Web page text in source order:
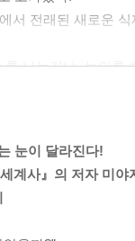
서 전래된 새로운
나누거나, 논의를
령에 국민들이 강
사람이 ‘레스토랑’
로, 현재로 치면 ‘
눈이 달라진다!
계사』의 저자 미